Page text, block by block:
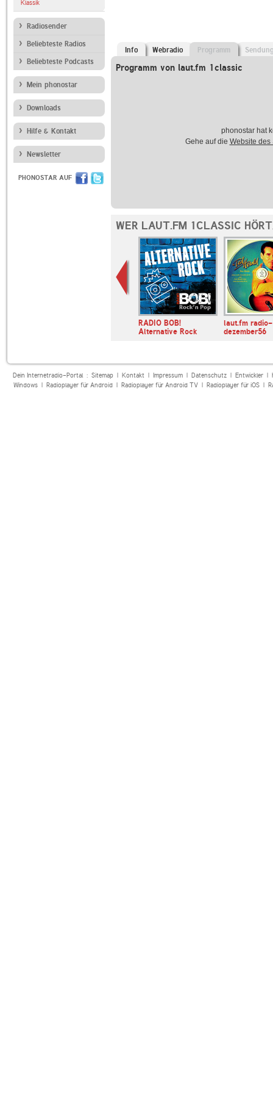
Klassik
Radiosender
Beliebteste Radios
Beliebteste Podcasts
Mein phonostar
Downloads
Hilfe & Kontakt
Newsletter
PHONOSTAR AUF
Info Webradio Programm
Programm von laut.fm 1classic
phonostar hat
Gehe auf die Website des
WER LAUT.FM 1CLASSIC
RADIO BOB!
Alternative Rock
laut.fm radio-
dezember56
Dein Internetradio-Portal : Sitemap| Kontakt| Impressum| Datenschutz| Entwickler|
Windows| Radioplayer für Android| Radioplayer für Android TV| Radioplayer für iOS|